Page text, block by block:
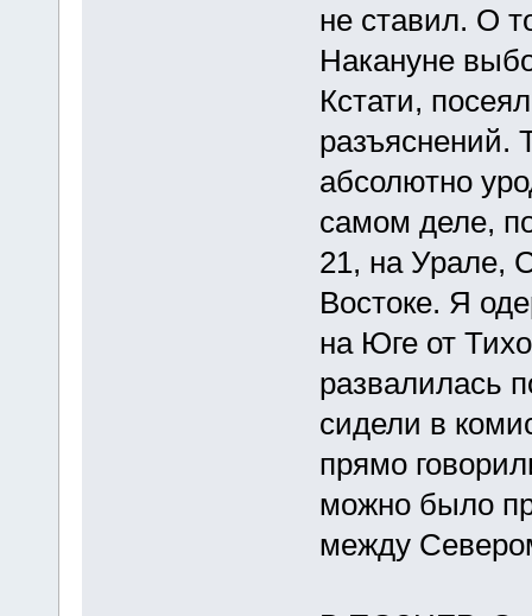
не ставил. О
Накануне
Кстати,
разъяснений.
абсолютно
самом деле,
21, на Урале,
Востоке. Я
на Юге от
развалилась
сидели в
прямо
можно было
между